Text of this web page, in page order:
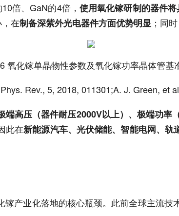
倍、GaN的4倍， 使用氧化镓研制的器件
在制备深紫外光电器件方面优势明显 ；同时
氧化镓单晶物性参数及氧化镓功率晶体管基
Rev., 5, 2018, 011301;A. J. Green, et
端高压（器件耐压2000V以上）、极端功率
此在新能源汽车、光伏储能、智能电网、
产业化落地的核心瓶颈。此前全球主流